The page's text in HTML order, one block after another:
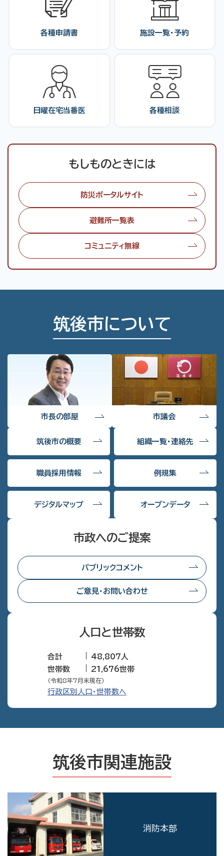
各種申請書 施設一覧・予約
日曜在宅当番医 各種相談
もしものときには
防災ポータルサイト
避難所一覧表
コミュニティ無線
筑後市について
市長の部屋 市議会
筑後市の概要 組織一覧・連絡先
職員採用情報 例規集
デジタルマップ オープンデータ
市政へのご提案
パブリックコメント
ご意見・お問い合わせ
人口と世帯数
合計
48,807人
世帯数
21,676世帯
（令和8年7月末現在）
行政区別人口・世帯数へ
筑後市関連施設
消防本部